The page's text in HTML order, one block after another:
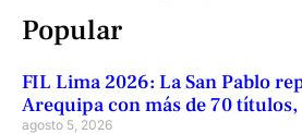
Popular
FIL Lima 2026: La San Pablo
Arequipa con más de 70 títulos,
agosto 5, 2026